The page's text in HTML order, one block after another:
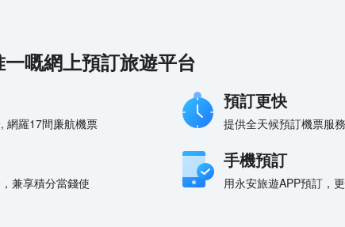
嘅網上預訂旅遊平台
網羅17間廉航機票
預訂更快
提供全天候預訂機票服
兼享積分當錢使
手機預訂
用永安旅遊APP預訂，